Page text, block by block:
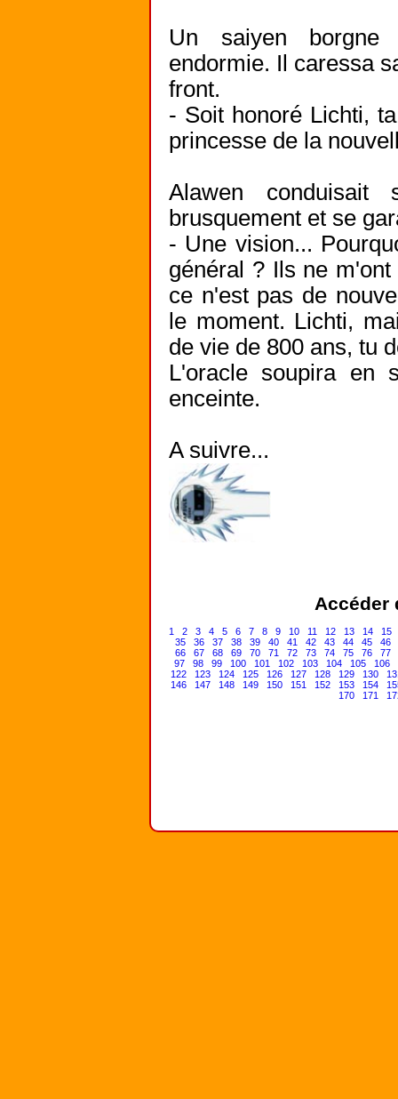
Un saiyen borgne
endormie. Il caressa
front.
- Soit honoré Lichti,
princesse de la
Alawen
brusquement et se
- Une vision...
général ? Ils ne
ce n'est pas de
le moment. Lichti,
de vie de 800 ans, tu
L'oracle soupira en
enceinte.
Accéder
1 2 3 4 5 6 7 8 9 10 11 12 13 14
15
35
36 37 38 39 40 41 42 43 44 45
46
66
67 68 69 70 71 72 73 74 75 76
77
97
98 99 100 101 102 103 104 105
106
122
123 124 125 126 127 128 129 130
146
147 148 149 150 151 152 153 154
170
171